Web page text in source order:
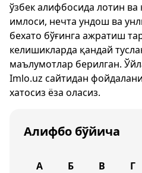
ўзбек алифбосида лотин
имлоси, нечта ундош ва
бехато бўғинга ажратиш
келишикларда қандай
маълумотлар берилган.
Imlo.uz сайтидан
хатосиз ёза оласиз.
Алифбо бўйича
А Б В Г